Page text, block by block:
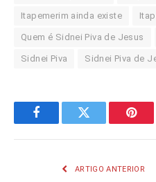
Itapemerim ainda existe
Quem é Sidnei Piva de Jesus
Sidnei Piva Sidnei Piva de
FacebookTwitter
ARTIGO ANTERIOR